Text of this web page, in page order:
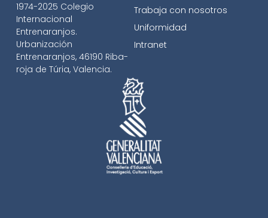
1974-2025 Colegio
Internacional
Entrenaranjos.
Urbanización
Entrenaranjos, 46190 Riba-
roja de Túria, Valencia.
Trabaja con nosotros
Uniformidad
Intranet